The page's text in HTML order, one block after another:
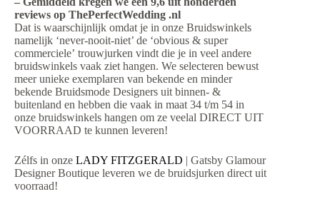
reviews op ThePerfectWedding .nl
Dat is waarschijnlijk omdat je in onze Bruidswinkels
namelijk ‘never-nooit-niet’ de ‘obvious & super
commerciele’ trouwjurken vindt die je in veel andere
bruidswinkels vaak ziet hangen. We selecteren bewust
meer unieke exemplaren van bekende en minder
bekende Bruidsmode Designers uit binnen- &
buitenland en hebben die vaak in maat 34 t/m 54 in
onze bruidswinkels hangen om ze veelal DIRECT UIT
VOORRAAD te kunnen leveren!
Zélfs in onze LADY FITZGERALD | Gatsby Glamour
Designer Boutique leveren we de bruidsjurken direct uit
voorraad!